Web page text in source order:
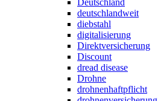
Deutschland
deutschlandweit
diebstahl
digitalisierung
Direktversicherung
Discount
dread disease
Drohne
drohnenhaftpflicht